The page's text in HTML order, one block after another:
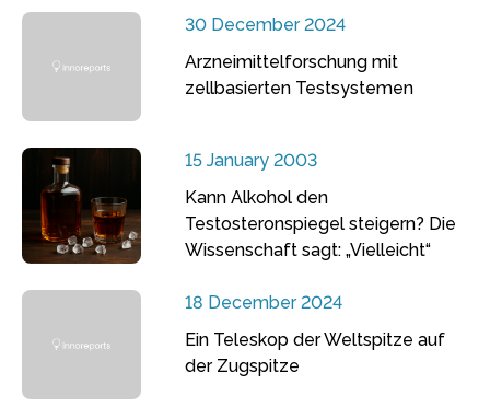
30 December 2024
Arzneimittelforschung mit
zellbasierten Testsystemen
15 January 2003
Kann Alkohol den
Testosteronspiegel steigern? Die
Wissenschaft sagt: „Vielleicht“
18 December 2024
Ein Teleskop der Weltspitze auf
der Zugspitze